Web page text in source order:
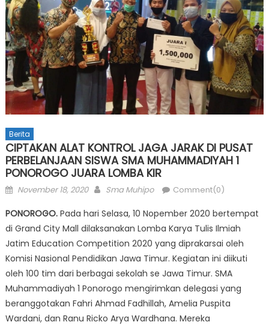
Berita
CIPTAKAN ALAT KONTROL JAGA JARAK DI PUSAT
PERBELANJAAN SISWA SMA MUHAMMADIYAH 1
PONOROGO JUARA LOMBA KIR
Posted
November 18, 2020 Author
Sma Muhipo Comment(0)
PONOROGO.Pada hari Selasa, 10 Nopember 2020 bertempat
di Grand City Mall dilaksanakan Lomba Karya Tulis Ilmiah
Jatim Education Competition 2020 yang diprakarsai oleh
Komisi Nasional Pendidikan Jawa Timur. Kegiatan ini diikuti
oleh 100 tim dari berbagai sekolah se Jawa Timur. SMA
Muhammadiyah 1 Ponorogo mengirimkan delegasi yang
beranggotakan Fahri Ahmad Fadhillah, Amelia Puspita
Wardani, dan Ranu Ricko Arya Wardhana. Mereka